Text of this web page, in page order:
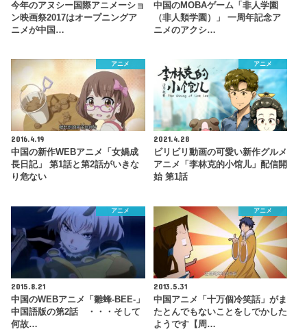
今年のアヌシー国際アニメーショ
ン映画祭2017はオープニングア
ニメが中国…
中国のMOBAゲーム「非人学園
（非人類学園）」 一周年記念ア
ニメのアクシ…
アニメ
2016.4.19
中国の新作WEBアニメ「女媧成
長日記」 第1話と第2話がいきな
り危ない
アニメ
2021.4.28
ビリビリ動画の可愛い新作グルメ
アニメ「李林克的小馆儿」配信開
始 第1話
アニメ
2015.8.21
中国のWEBアニメ「雛蜂-BEE-」
中国語版の第2話 ・・・そして
何故…
アニメ
2013.5.31
中国アニメ「十万個冷笑話」がま
たとんでもないことをしでかした
ようです【周…